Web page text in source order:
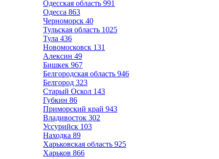
Одесская область 991
Одесса 863
Черноморск 40
Тульская область 1025
Тула 436
Новомосковск 131
Алексин 49
Бишкек 967
Белгородская область 946
Белгород 323
Старый Оскол 143
Губкин 86
Приморский край 943
Владивосток 302
Уссурийск 103
Находка 89
Харьковская область 925
Харьков 866